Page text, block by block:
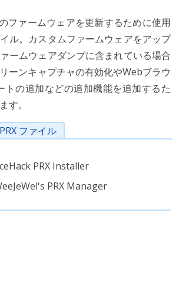
ファームウェアを更新するために使用
ル。カスタムファームウェアをアップ
ームウェアダンプに含まれている場合
ーンキャプチャの有効化やWebブラウ
トの追加などの追加機能を追加するた
す。
ファイル
PRX Installer
PRX Manager